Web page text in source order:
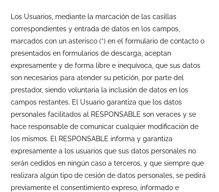
Los Usuarios, mediante la marcación de las casillas
correspondientes y entrada de datos en los campos,
marcados con un asterisco (*) en el formulario de contacto o
presentados en formularios de descarga, aceptan
expresamente y de forma libre e inequívoca, que sus datos
son necesarios para atender su petición, por parte del
prestador, siendo voluntaria la inclusión de datos en los
campos restantes. El Usuario garantiza que los datos
personales facilitados al RESPONSABLE son veraces y se
hace responsable de comunicar cualquier modificación de
los mismos. El RESPONSABLE informa y garantiza
expresamente a los usuarios que sus datos personales no
serán cedidos en ningún caso a terceros, y que siempre que
realizara algún tipo de cesión de datos personales, se pedirá
previamente el consentimiento expreso, informado e